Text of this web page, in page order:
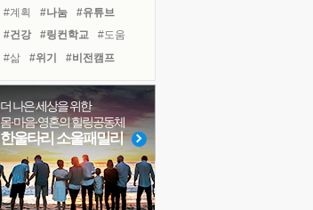
꿈이 실제가 되는 것
'말 타는 법'을 먼저
아픈 아버지를 위한 공간 설계
졸업식 사진을 보며
극심한 변비, 어깨결림, 수면 장애
보고 싶은 어머니
#계획 #나눔
#유튜브
#건강
#링컨학교
#도움
#삶
#위기
#비전캠프
#사람
#리더
#면역력
#바이러스
#아이들
#다짐
#독서
#명상
#경험
#희망
#친구
#선택
더 나은 세상을 위한
몸·마음·영혼의 힐링공동체
한울타리 소울패밀리